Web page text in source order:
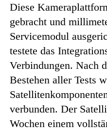
Diese
gebracht und
Servicemodul
testete das
Verbindungen. Nach
Bestehen aller Tests
verbunden. Der
Wochen einem